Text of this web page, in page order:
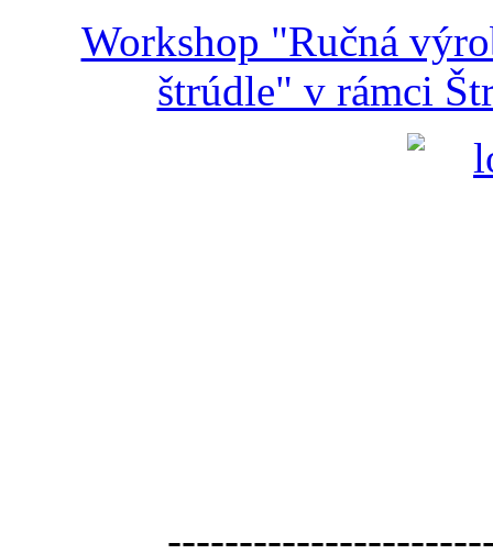
Workshop "Ručná
štrúdle" v rámci